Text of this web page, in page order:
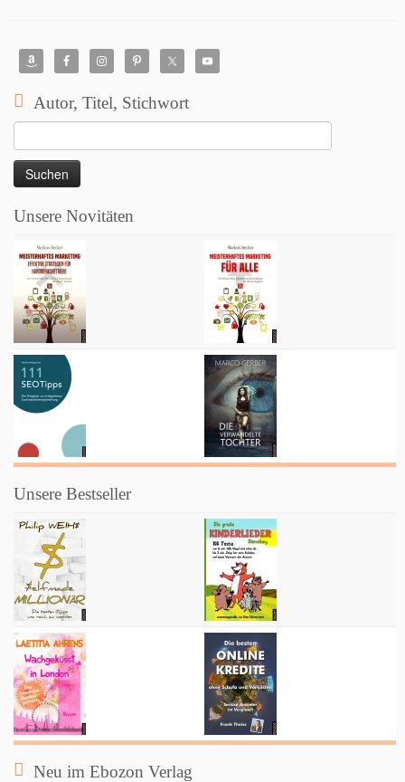
Autor, Titel, Stichwort
Suchen
nach:
Unsere Novitäten
Unsere Bestseller
Neu im Ebozon Verlag